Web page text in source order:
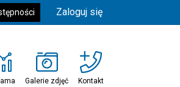
Zaloguj się
Galerie zdjęć Kontakt